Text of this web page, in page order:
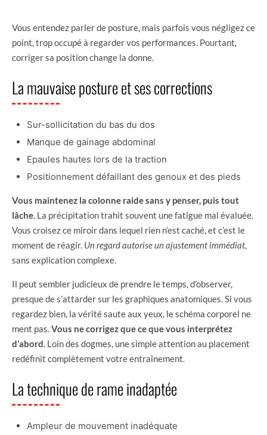
Vous entendez parler de posture, mais parfois vous négligez ce
point, trop occupé à regarder vos performances. Pourtant,
corriger sa position change la donne.
La mauvaise posture et ses corrections
Sur-sollicitation du bas du dos
Manque de gainage abdominal
Epaules hautes lors de la traction
Positionnement défaillant des genoux et des pieds
Vous maintenez la colonne raide sans y penser, puis tout
lâche . La précipitation trahit souvent une fatigue mal évaluée.
Vous croisez ce miroir dans lequel rien n’est caché, et c’est le
moment de réagir. Un regard autorise un ajustement immédiat,
sans explication complexe.
Il peut sembler judicieux de prendre le temps, d’observer,
presque de s’attarder sur les graphiques anatomiques. Si vous
regardez bien, la vérité saute aux yeux, le schéma corporel ne
ment pas. Vous ne corrigez que ce que vous interprétez
d’abord . Loin des dogmes, une simple attention au placement
redéfinit complètement votre entraînement.
La technique de rame inadaptée
Ampleur de mouvement inadéquate